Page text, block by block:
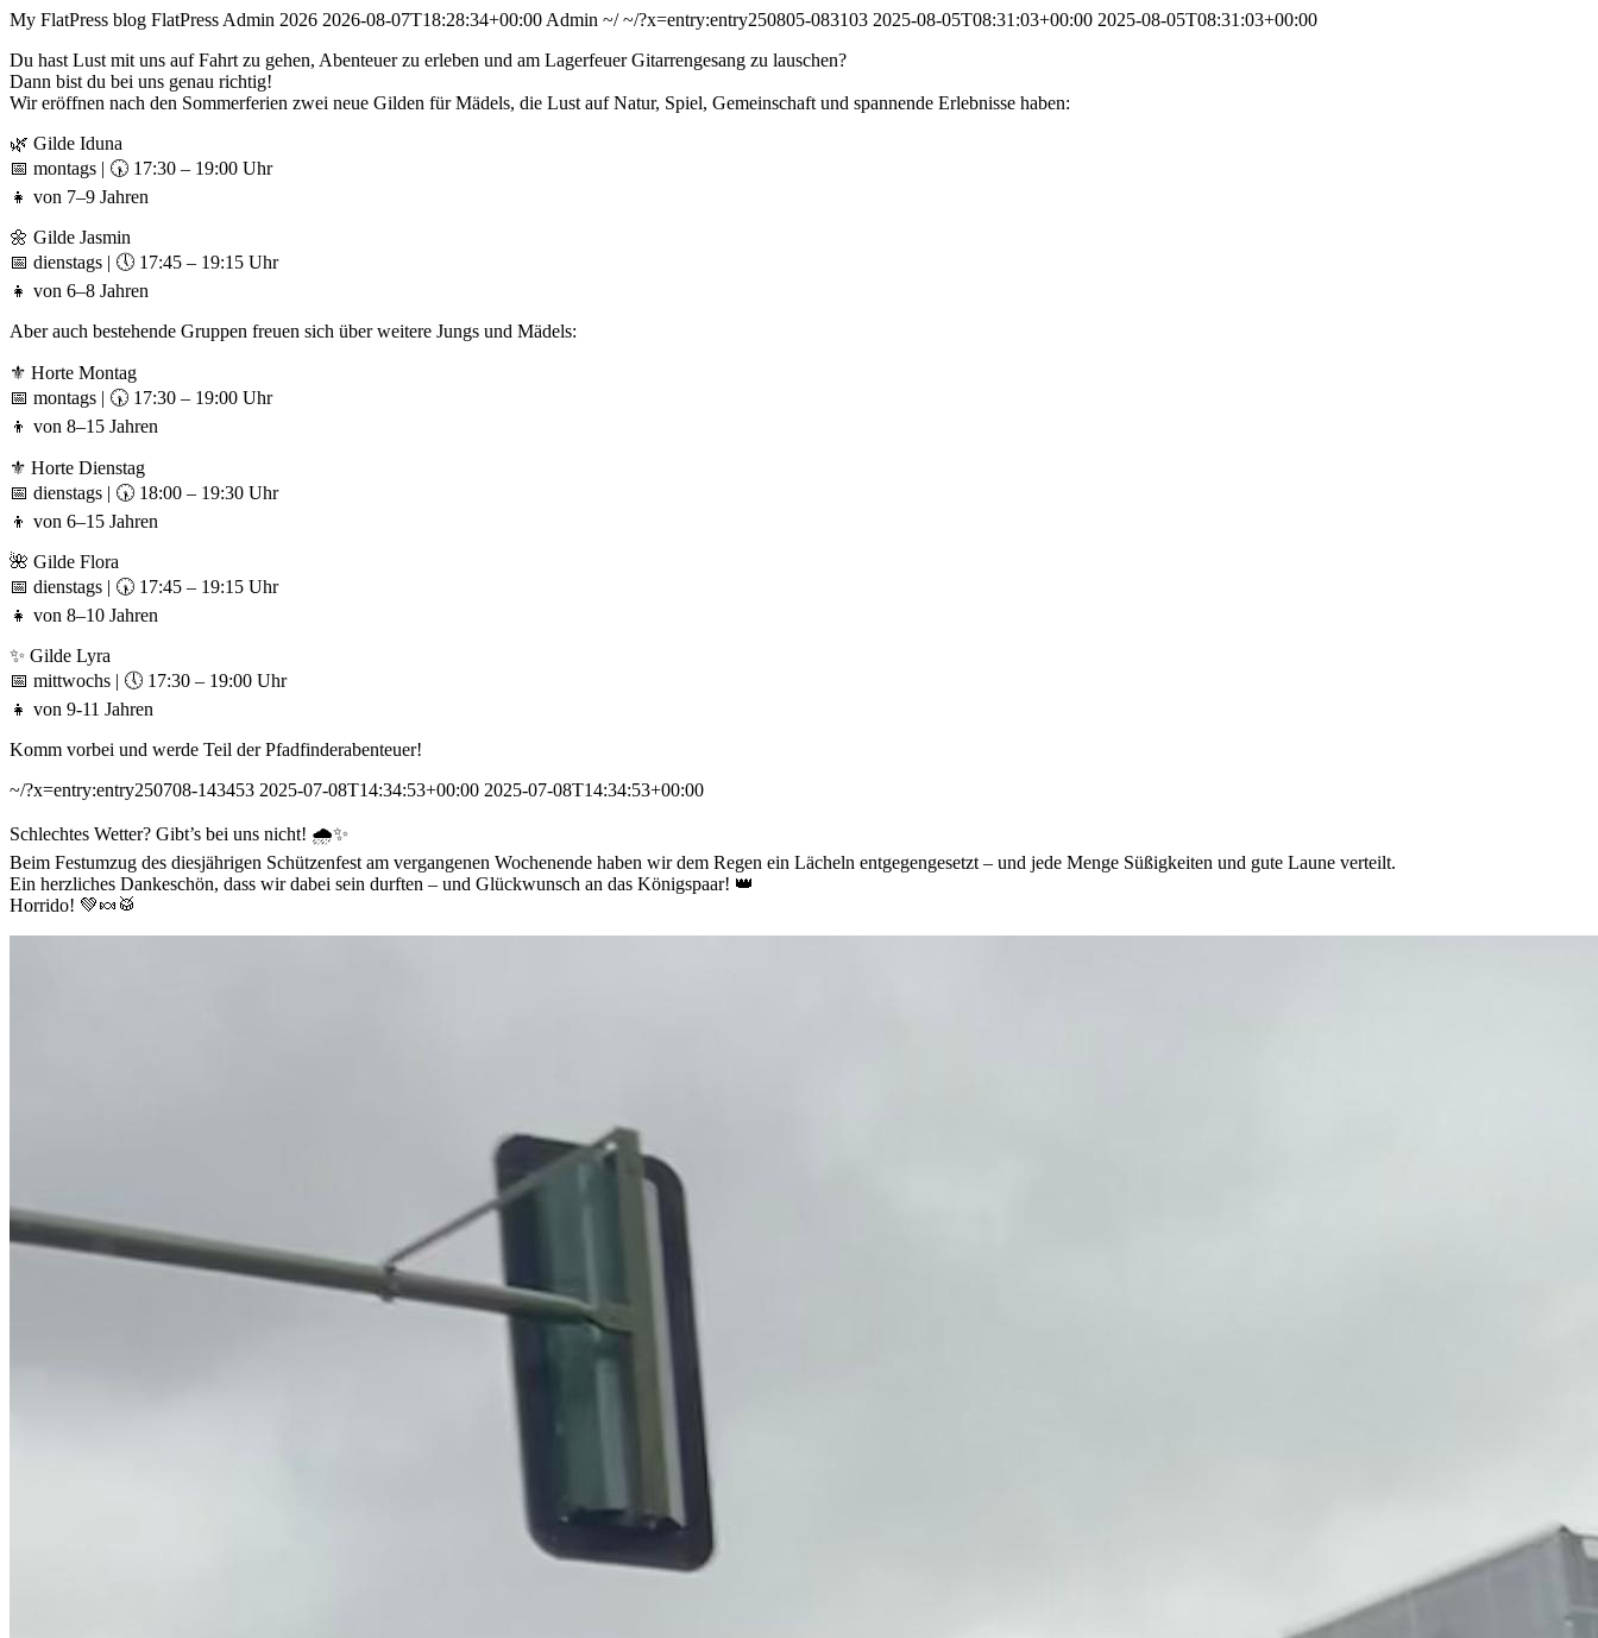
My FlatPress blog FlatPress Admin 2026 2026-08-07T18:28:34+00:00 Admin ~/ ~/?x=entry:entry250805-083103 2025-08-05T08:31:03+00:00 2025-08-05T08:31:03+00:00
Du hast Lust mit uns auf Fahrt zu gehen, Abenteuer zu erleben und am Lagerfeuer Gitarrengesang zu lauschen?
Dann bist du bei uns genau richtig!
Wir eröffnen nach den Sommerferien zwei neue Gilden für Mädels, die Lust auf Natur, Spiel, Gemeinschaft und spannende Erlebnisse haben:
🌿 Gilde Iduna
📅 montags | 🕠 17:30 – 19:00 Uhr
👧 von 7–9 Jahren
🌼 Gilde Jasmin
📅 dienstags | 🕔 17:45 – 19:15 Uhr
👧 von 6–8 Jahren
Aber auch bestehende Gruppen freuen sich über weitere Jungs und Mädels:
⚜️ Horte Montag
📅 montags | 🕠 17:30 – 19:00 Uhr
👦 von 8–15 Jahren
⚜️ Horte Dienstag
📅 dienstags | 🕠 18:00 – 19:30 Uhr
👦 von 6–15 Jahren
🌺 Gilde Flora
📅 dienstags | 🕠 17:45 – 19:15 Uhr
👧 von 8–10 Jahren
✨ Gilde Lyra
📅 mittwochs | 🕔 17:30 – 19:00 Uhr
👧 von 9-11 Jahren
Komm vorbei und werde Teil der Pfadfinderabenteuer!
~/?x=entry:entry250708-143453 2025-07-08T14:34:53+00:00 2025-07-08T14:34:53+00:00
Schlechtes Wetter? Gibt’s bei uns nicht! 🌧️✨
Beim Festumzug des diesjährigen Schützenfest am vergangenen Wochenende haben wir dem Regen ein Lächeln entgegengesetzt – und jede Menge Süßigkeiten und gute Laune verteilt.
Ein herzliches Dankeschön, dass wir dabei sein durften – und Glückwunsch an das Königspaar! 👑
Horrido! 💚🍬🥁